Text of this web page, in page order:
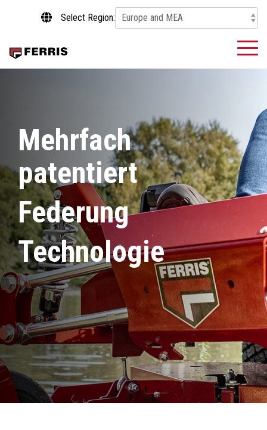
main
content.
Select Region:
Mehrfach
patentiert
Federung
Technologie